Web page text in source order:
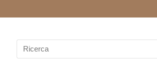
Search
for: